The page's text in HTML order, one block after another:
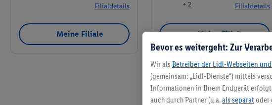
Filialdetails
Meine Filiale
+ 2 Filialdetails
Meine Filiale
Bevor es weitergeht: Zur
Wir als Betreiber der Lidl-Webseiten
(gemeinsam: „Lidl-Dienste“) mittels
Informationen in Ihrem Endgerät
auch durch Partner (u.a.als separat oder